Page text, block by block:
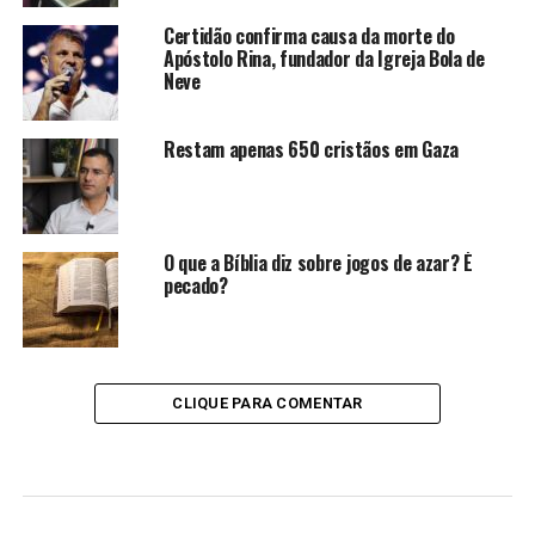
Certidão confirma causa da morte do
Apóstolo Rina, fundador da Igreja Bola de
Neve
Restam apenas 650 cristãos em Gaza
O que a Bíblia diz sobre jogos de azar? É
pecado?
CLIQUE PARA COMENTAR